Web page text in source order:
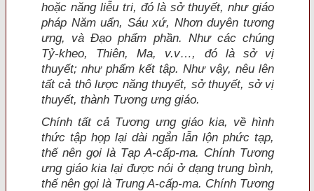
hoặc năng liễu tri, đó là sở thuyết, như giáo
pháp Năm uẩn, Sáu xứ, Nhơn duyên tương
ưng, và Đạo phẩm phần. Như các chúng
Tỷ-kheo, Thiên, Ma, v.v…, đó là sở vị
thuyết; như phẩm kết tập. Như vậy, nêu lên
tất cả thô lược năng thuyết, sở thuyết, sở vị
thuyết, thành Tương ưng giáo.
Chính tất cả Tương ưng giáo kia, về hình
thức tập họp lại dài ngắn lẫn lộn phức tạp,
thế nên gọi là Tạp A-cấp-ma. Chính Tương
ưng giáo kia lại được nói ở dạng trung bình,
thế nên gọi là Trung A-cấp-ma. Chính Tương